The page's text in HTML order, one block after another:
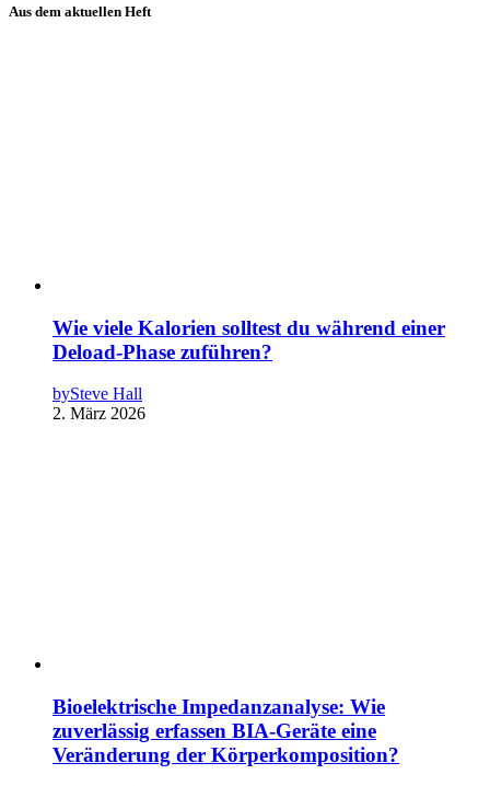
Aus dem aktuellen Heft
Wie viele Kalorien solltest du während einer
Deload-Phase zuführen?
bySteve Hall
2. März 2026
Bioelektrische Impedanzanalyse: Wie
zuverlässig erfassen BIA-Geräte eine
Veränderung der Körperkomposition?